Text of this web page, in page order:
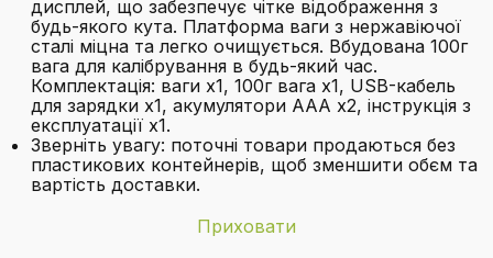
дисплей, що забезпечує чітке відображення з
будь-якого кута. Платформа ваги з нержавіючої
сталі міцна та легко очищується. Вбудована 100г
вага для калібрування в будь-який час.
Комплектація: ваги x1, 100г вага x1, USB-кабель
для зарядки x1, акумулятори AAA x2, інструкція з
експлуатації x1.
Зверніть увагу: поточні товари продаються без
пластикових контейнерів, щоб зменшити обєм та
вартість доставки.
Приховати